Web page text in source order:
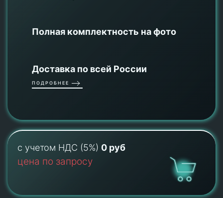
Полная комплектность на фото
Доставка по всей России
ПОДРОБНЕЕ
с учетом НДС (5%) 0 руб
цена по запросу